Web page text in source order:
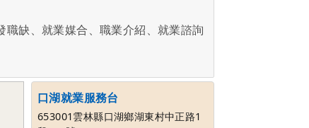
缺、就業媒合、職業介紹、就業諮詢
口湖就業服務台
653001雲林縣口湖鄉湖東村中正路1